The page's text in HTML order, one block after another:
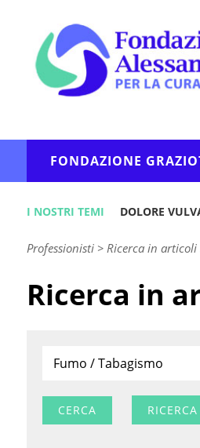
FONDAZIONE
I NOSTRI TEMI DOLORE
Professionisti> Ricerca in
Ricerca in